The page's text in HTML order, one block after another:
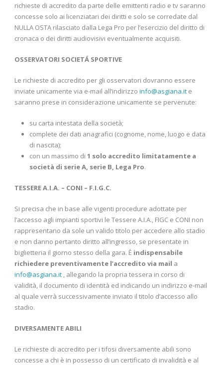
richieste di accredito da parte delle emittenti radio e tv saranno
concesse solo ai licenziatari dei diritti e solo se corredate dal
NULLA OSTA rilasciato dalla Lega Pro per l’esercizio del diritto di
cronaca o dei diritti audiovisivi eventualmente acquisiti.
OSSERVATORI SOCIETÁ SPORTIVE
Le richieste di accredito per gli osservatori dovranno essere
inviate unicamente via e-mail all’indirizzo info@asgiana.it e
saranno prese in considerazione unicamente se pervenute:
su carta intestata della società;
complete dei dati anagrafici (cognome, nome, luogo e data
di nascita);
con un massimo di 1 solo accredito limitatamente a
società di serie A, serie B, Lega Pro.
TESSERE A.I.A. – CONI – F.I.G.C.
Si precisa che in base alle vigenti procedure adottate per
l’accesso agli impianti sportivi le Tessere A.I.A., FIGC e CONI non
rappresentano da sole un valido titolo per accedere allo stadio
e non danno pertanto diritto all’ingresso, se presentate in
biglietteria il giorno stesso della gara. È indispensabile
richiedere preventivamente l’accredito via mail a
info@asgiana.it , allegando la propria tessera in corso di
validità, il documento di identità ed indicando un indirizzo e-mail
al quale verrà successivamente inviato il titolo d’accesso allo
stadio.
DIVERSAMENTE ABILI
Le richieste di accredito per i tifosi diversamente abili sono
concesse a chi è in possesso di un certificato di invalidità e al